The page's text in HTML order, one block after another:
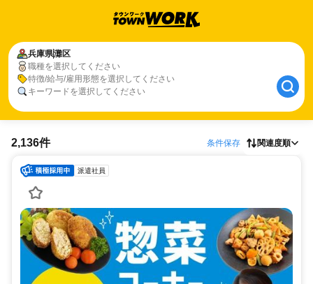
兵庫県灘区
職種を選択してください
特徴/給与/雇用形態を選択してください
キーワードを選択してください
2,136件 条件保存 関連度順
派遣社員